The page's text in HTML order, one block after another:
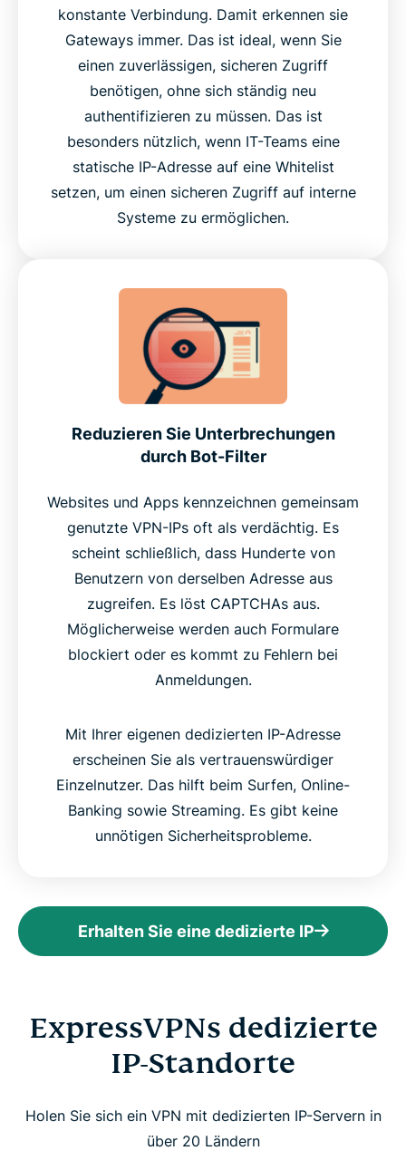
konstante Verbindung. Damit erkennen sie
Gateways immer. Das ist ideal, wenn Sie
einen zuverlässigen, sicheren Zugriff
benötigen, ohne sich ständig neu
authentifizieren zu müssen. Das ist
besonders nützlich, wenn IT-Teams eine
statische IP-Adresse auf eine Whitelist
setzen, um einen sicheren Zugriff auf interne
Systeme zu ermöglichen.
Reduzieren Sie Unterbrechungen
durch Bot-Filter
Websites und Apps kennzeichnen gemeinsam
genutzte VPN-IPs oft als verdächtig. Es
scheint schließlich, dass Hunderte von
Benutzern von derselben Adresse aus
zugreifen. Es löst CAPTCHAs aus.
Möglicherweise werden auch Formulare
blockiert oder es kommt zu Fehlern bei
Anmeldungen.
Mit Ihrer eigenen dedizierten IP-Adresse
erscheinen Sie als vertrauenswürdiger
Einzelnutzer. Das hilft beim Surfen, Online-
Banking sowie Streaming. Es gibt keine
unnötigen Sicherheitsprobleme.
Erhalten Sie eine dedizierte IP
ExpressVPNs dedizierte
IP-Standorte
Holen Sie sich ein VPN mit dedizierten IP-Servern in
über 20 Ländern